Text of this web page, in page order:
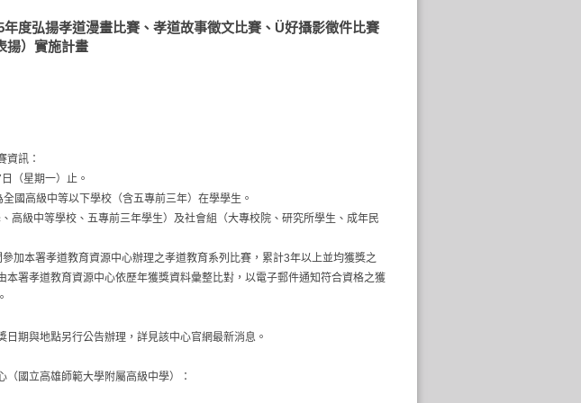
度弘揚孝道漫畫比賽、孝道故事徵文比賽、Ü好攝影徵件比賽
揚）實施計畫
資訊：
（星期一）止。
國高級中等以下學校（含五專前三年）在學學生。
高級中等學校、五專前三年學生）及社會組（大專校院、研究所學生、成年民
加本署孝道教育資源中心辦理之孝道教育系列比賽，累計3年以上並均獲獎之
署孝道教育資源中心依歷年獲獎資料彙整比對，以電子郵件通知符合資格之獲
期與地點另行公告辦理，詳見該中心官網最新消息。
國立高雄師範大學附屬高級中學）：